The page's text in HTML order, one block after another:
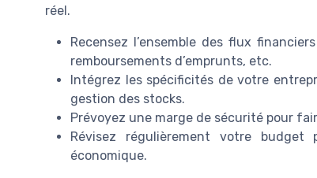
réel.
Recensez l’ensemble des flux
remboursements d’emprunts, etc.
Intégrez les spécificités de votre
gestion des stocks.
Prévoyez une marge de sécurité pour
Révisez régulièrement votre
économique.